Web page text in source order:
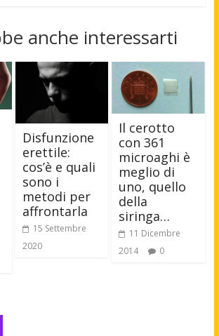
anche interessarti
Disfunzione
erettile:
cos’è e quali
sono i
metodi per
affrontarla
15 Settembre
2020
Il cerotto
con 361
microaghi è
meglio di
uno, quello
della
siringa…
11 Dicembre
2014
0